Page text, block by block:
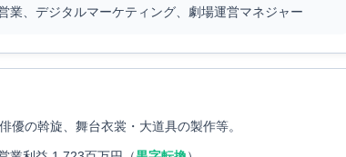
業、デジタルマーケティング、劇場運営マネジャー
優の斡旋、舞台衣裳・大道具の製作等。